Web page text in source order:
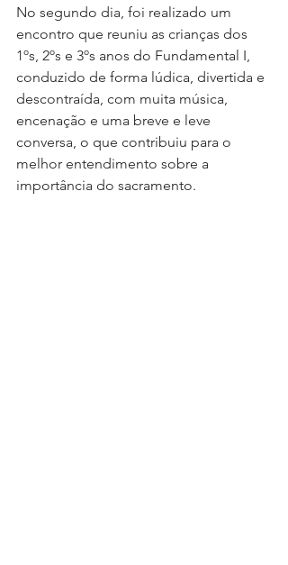
No segundo dia, foi realizado um
encontro que reuniu as crianças dos
1ºs, 2ºs e 3ºs anos do Fundamental I,
conduzido de forma lúdica, divertida e
descontraída, com muita música,
encenação e uma breve e leve
conversa, o que contribuiu para o
melhor entendimento sobre a
importância do sacramento.